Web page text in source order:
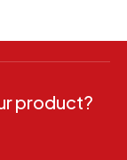
product?